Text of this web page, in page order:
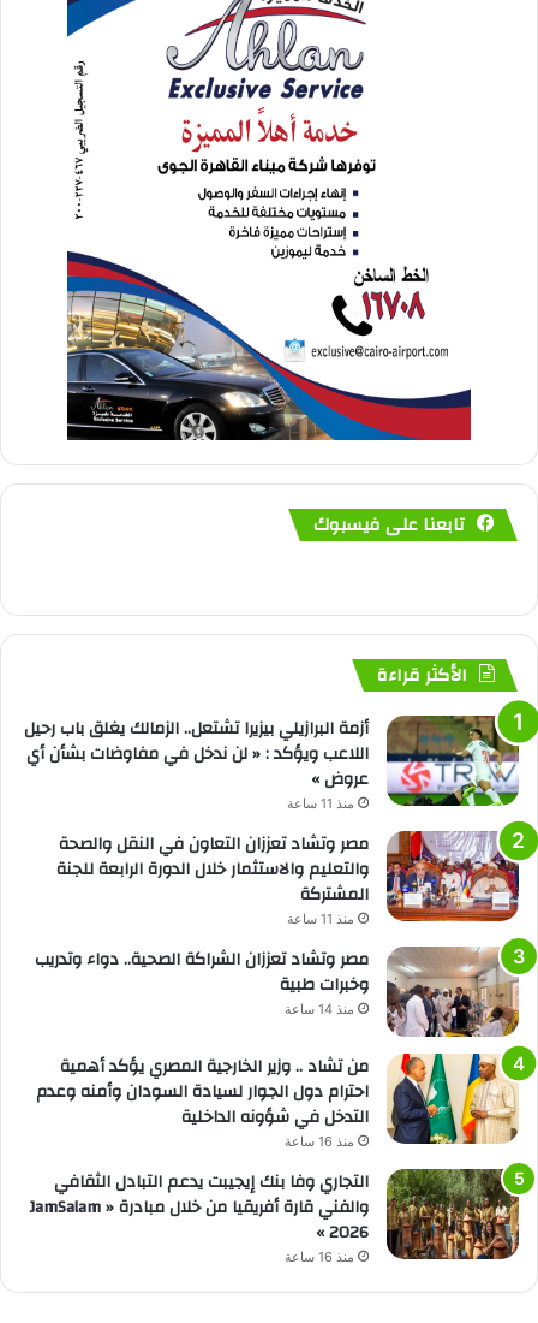
تابعنا على فيسبوك
الأكثر قراءة
أزمة البرازيلي بيزيرا تشتعل.. الزمالك يغلق باب رحيل
اللاعب ويؤكد : « لن ندخل في مفاوضات بشأن أي
عروض »
منذ 11 ساعة
مصر وتشاد تعززان التعاون في النقل والصحة
والتعليم والاستثمار خلال الدورة الرابعة للجنة
المشتركة
منذ 11 ساعة
مصر وتشاد تعززان الشراكة الصحية.. دواء وتدريب
وخبرات طبية
منذ 14 ساعة
من تشاد .. وزير الخارجية المصري يؤكد أهمية
احترام دول الجوار لسيادة السودان وأمنه وعدم
التدخل في شؤونه الداخلية
منذ 16 ساعة
التجاري وفا بنك إيجيبت يدعم التبادل الثقافي
والفني قارة أفريقيا من خلال مبادرة « JamSalam
2026 »
منذ 16 ساعة